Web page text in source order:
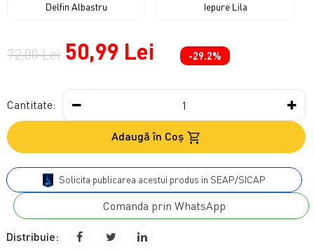
Delfin Albastru Iepure Lila
72,00 Lei 50,99 Lei -29.2%
Cantitate:
Adaugă în Coş
Solicita publicarea acestui produs in SEAP/SICAP
Comanda prin WhatsApp
Distribuie: